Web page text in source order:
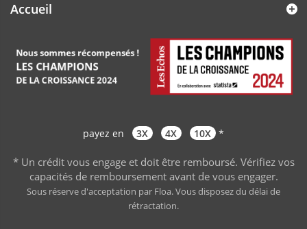
Accueil
payez en 3X 4X 10X *
* Un crédit vous engage et doit être remboursé. Vérifiez vos
capacités de remboursement avant de vous engager.
Sous réserve d'acceptation par Floa. Vous disposez du délai de
rétractation.